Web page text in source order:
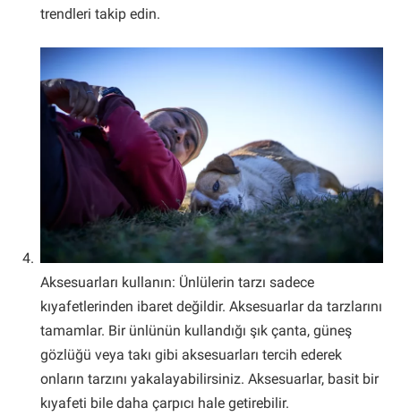
trendleri takip edin.
Aksesuarları kullanın: Ünlülerin tarzı sadece
kıyafetlerinden ibaret değildir. Aksesuarlar da tarzlarını
tamamlar. Bir ünlünün kullandığı şık çanta, güneş
gözlüğü veya takı gibi aksesuarları tercih ederek
onların tarzını yakalayabilirsiniz. Aksesuarlar, basit bir
kıyafeti bile daha çarpıcı hale getirebilir.